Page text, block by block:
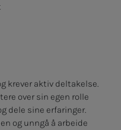
krever aktiv deltakelse.
over sin egen rolle
dele sine erfaringer.
og unngå å arbeide